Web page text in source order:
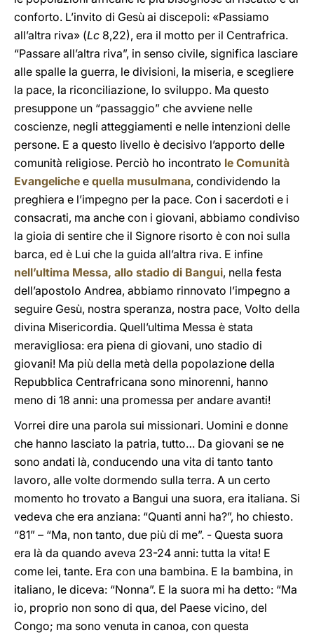
conforto. L’invito di Gesù ai discepoli: «Passiamo
all’altra riva» (Lc 8,22), era il motto per il Centrafrica.
“Passare all’altra riva”, in senso civile, significa lasciare
alle spalle la guerra, le divisioni, la miseria, e scegliere
la pace, la riconciliazione, lo sviluppo. Ma questo
presuppone un “passaggio” che avviene nelle
coscienze, negli atteggiamenti e nelle intenzioni delle
persone. E a questo livello è decisivo l’apporto delle
comunità religiose. Perciò ho incontrato le Comunità
Evangeliche e quella musulmana, condividendo la
preghiera e l’impegno per la pace. Con i sacerdoti e i
consacrati, ma anche con i giovani, abbiamo condiviso
la gioia di sentire che il Signore risorto è con noi sulla
barca, ed è Lui che la guida all’altra riva. E infine
nell’ultima Messa, allo stadio di Bangui, nella festa
dell’apostolo Andrea, abbiamo rinnovato l’impegno a
seguire Gesù, nostra speranza, nostra pace, Volto della
divina Misericordia. Quell’ultima Messa è stata
meravigliosa: era piena di giovani, uno stadio di
giovani! Ma più della metà della popolazione della
Repubblica Centrafricana sono minorenni, hanno
meno di 18 anni: una promessa per andare avanti!
Vorrei dire una parola sui missionari. Uomini e donne
che hanno lasciato la patria, tutto… Da giovani se ne
sono andati là, conducendo una vita di tanto tanto
lavoro, alle volte dormendo sulla terra. A un certo
momento ho trovato a Bangui una suora, era italiana. Si
vedeva che era anziana: “Quanti anni ha?”, ho chiesto.
“81” – “Ma, non tanto, due più di me”. - Questa suora
era là da quando aveva 23-24 anni: tutta la vita! E
come lei, tante. Era con una bambina. E la bambina, in
italiano, le diceva: “Nonna”. E la suora mi ha detto: “Ma
io, proprio non sono di qua, del Paese vicino, del
Congo; ma sono venuta in canoa, con questa